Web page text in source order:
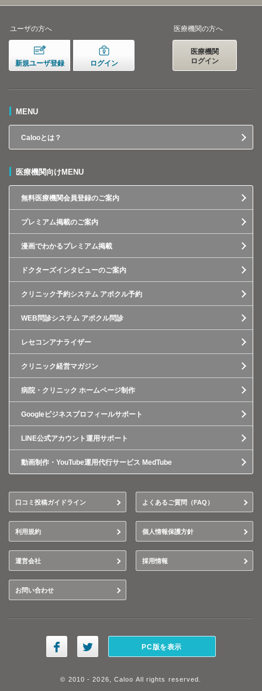
ユーザの方へ
新規ユーザ登録 ログイン
医療機関の方へ
医療機関
ログイン
MENU
Calooとは？
医療機関向けMENU
無料医療機関会員登録のご案内
プレミアム掲載のご案内
漫画でわかるプレミアム掲載
ドクターズインタビューのご案内
クリニック予約システム アポクル予約
WEB問診システム アポクル問診
レセコンアナライザー
クリニック経営マガジン
病院・クリニック ホームページ制作
Googleビジネスプロフィールサポート
LINE公式アカウント運用サポート
動画制作・YouTube運用代行サービス MedTube
口コミ投稿ガイドライン よくあるご質問（FAQ）
利用規約 個人情報保護方針
運営会社 採用情報
お問い合わせ
PC版を表示
© 2010 - 2026, Caloo All rights reserved.